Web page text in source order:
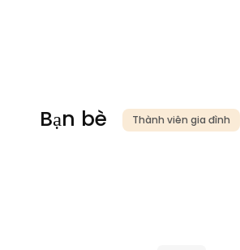
Bạn bè Thành viên gia đình